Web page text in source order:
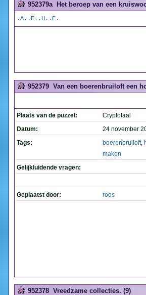
952379a Het beroep van een
.A..E..U..E.
952379 Van een boerenbruiloft een
Plaats van de puzzel:
Cryptotaal
Datum:
24 november
Tags:
boerenbruiloft,
maken
Gelijkluidende vragen:
Geplaatst door: roos
952378 Vreedzame collecties. (9)